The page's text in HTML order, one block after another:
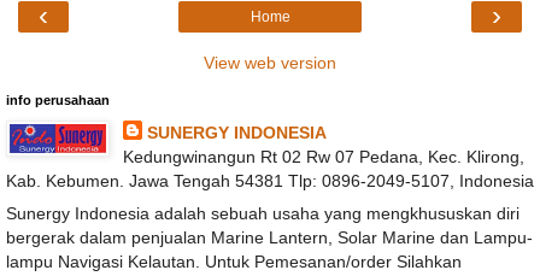
‹ ›
Home
View web version
info perusahaan
SUNERGY INDONESIA
Kedungwinangun Rt 02 Rw 07 Pedana, Kec. Klirong,
Kab. Kebumen. Jawa Tengah 54381 Tlp: 0896-2049-5107, Indonesia
Sunergy Indonesia adalah sebuah usaha yang mengkhususkan diri
bergerak dalam penjualan Marine Lantern, Solar Marine dan Lampu-
lampu Navigasi Kelautan. Untuk Pemesanan/order Silahkan